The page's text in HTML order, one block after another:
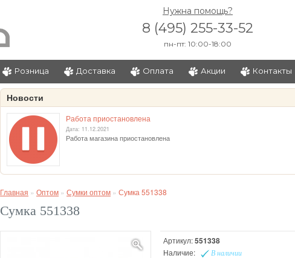
Нужна помощь?
8 (495) 255-33-52
пн-пт: 10:00-18:00
Розница Доставка Оплата Акции Контакты
Новости
Работа приостановлена
Дата: 11.12.2021
Работа магазина приостановлена
Главная » Оптом » Сумки оптом » Сумка 551338
Сумка 551338
Артикул:551338
Наличие: В наличии